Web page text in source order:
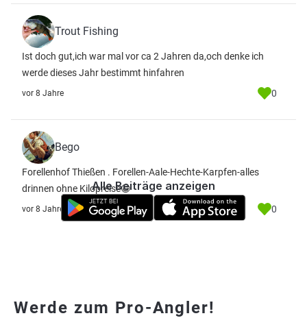
Trout Fishing
Ist doch gut,ich war mal vor ca 2 Jahren da,och denke ich
werde dieses Jahr bestimmt hinfahren
vor 8 Jahre 0
Bego
Forellenhof Thießen . Forellen-Aale-Hechte-Karpfen-alles
drinnen ohne Kilopreise😁
vor 8 Jahre 0
Alle Beiträge anzeigen
Werde zum Pro-Angler!